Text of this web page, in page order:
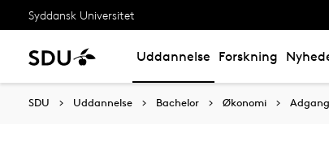
Syddansk Universitet
Uddannelse Forskning
SDU Uddannelse Bachelor Økonomi